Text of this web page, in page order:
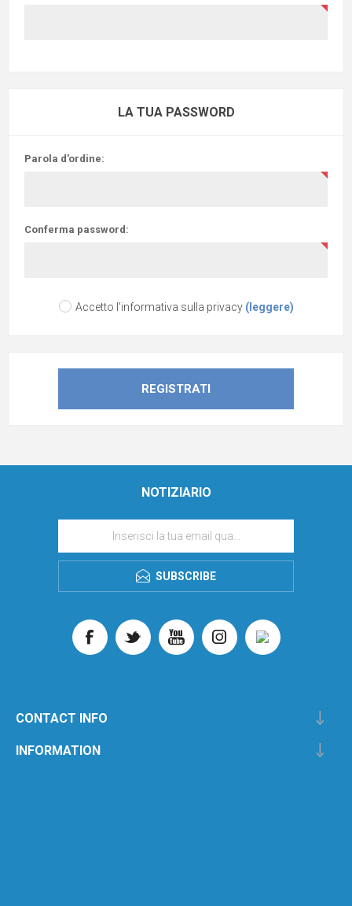
LA TUA PASSWORD
Parola d'ordine:
Conferma password:
Accetto l'informativa sulla privacy (leggere)
NOTIZIARIO
SUBSCRIBE
CONTACT INFO
INFORMATION